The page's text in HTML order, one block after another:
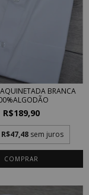
BRANCA
R$189,90
R$47,48 sem juros
COMPRAR